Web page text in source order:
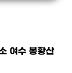
여수 봉황산